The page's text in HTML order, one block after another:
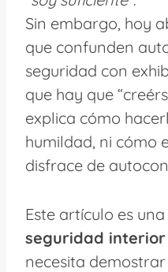
Sin embargo, hoy
que confunden
seguridad con
que hay que
explica cómo
humildad, ni cómo
disfrace de
Este artículo es
seguridad
necesita